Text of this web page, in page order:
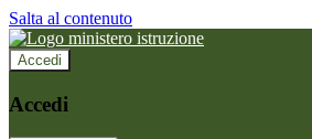
Salta al contenuto
Accedi
Accedi